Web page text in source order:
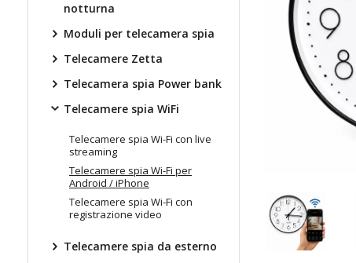
notturna
Moduli per telecamera spia
Telecamere Zetta
Telecamera spia Power bank
Telecamere spia WiFi
Telecamere spia Wi-Fi con live
streaming
Telecamere spia Wi-Fi per
Android / iPhone
Telecamere spia Wi-Fi con
registrazione video
Telecamere spia da esterno